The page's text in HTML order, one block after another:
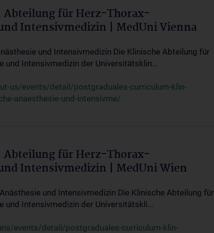
Abteilung für Herz-Thorax-
Intensivmedizin | MedUni Vienna
und Intensivmedizin Die Klinische Abteilung für
und Intensivmedizin der Universitätsklin...
us/events/detail/postgraduales-curriculum-klin-
anaesthesie-und-intensivme/
Abteilung für Herz-Thorax-
Intensivmedizin | MedUni Wien
und Intensivmedizin Die Klinische Abteilung für
und Intensivmedizin der Universitätskli...
events/detail/postgraduales-curriculum-klin-